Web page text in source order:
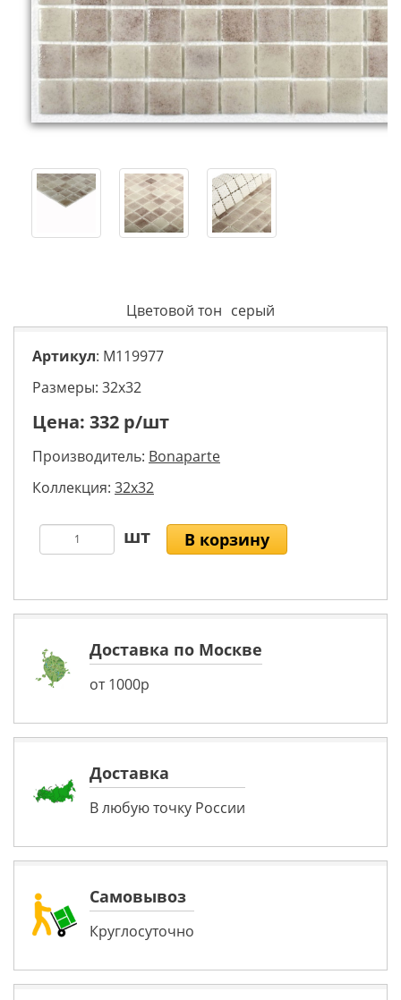
Цветовой тон серый
Артикул: M119977
Размеры: 32х32
Цена: 332 р/шт
Производитель: Bonaparte
Коллекция: 32x32
В корзину
Доставка по Москве
от 1000р
Доставка
В любую точку России
Самовывоз
Круглосуточно